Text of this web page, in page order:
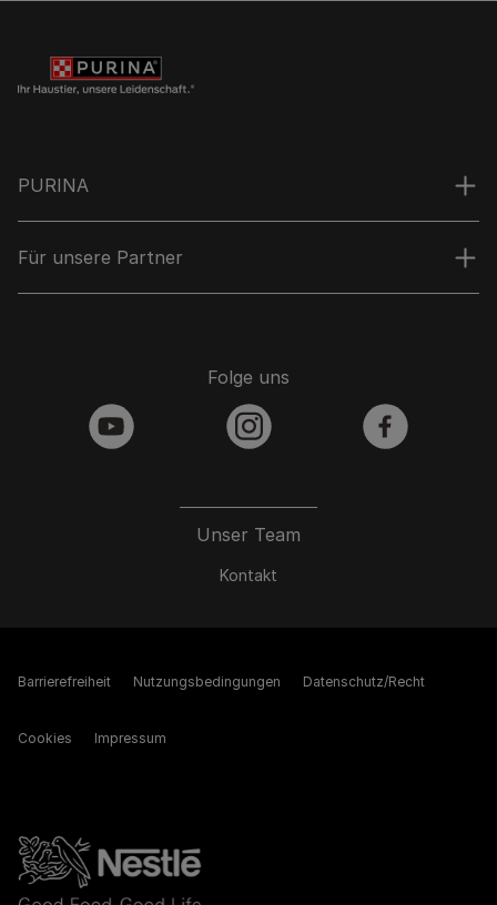
PURINA
Für unsere Partner
Unser Team
Kontakt
Folge uns
youtube instagram facebook
Barrierefreiheit Nutzungsbedingungen Datenschutz/Recht
Cookies Impressum